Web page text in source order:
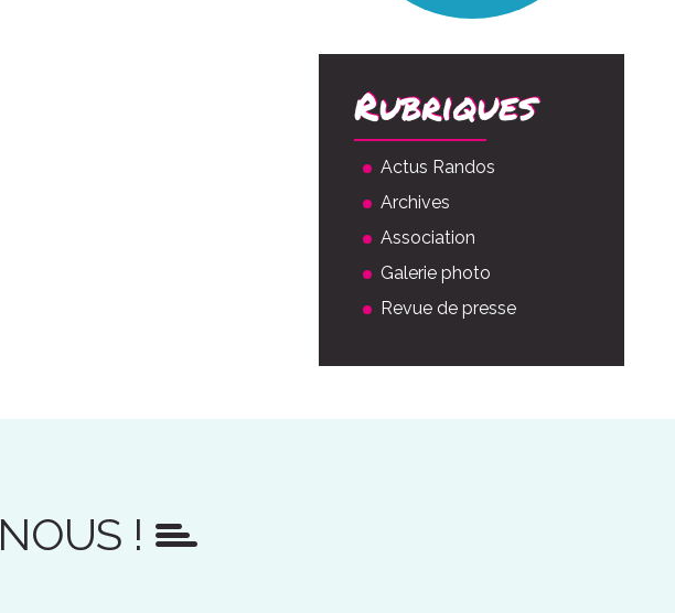
Rubriques
Actus Randos
Archives
Association
Galerie photo
Revue de presse
NOUS !